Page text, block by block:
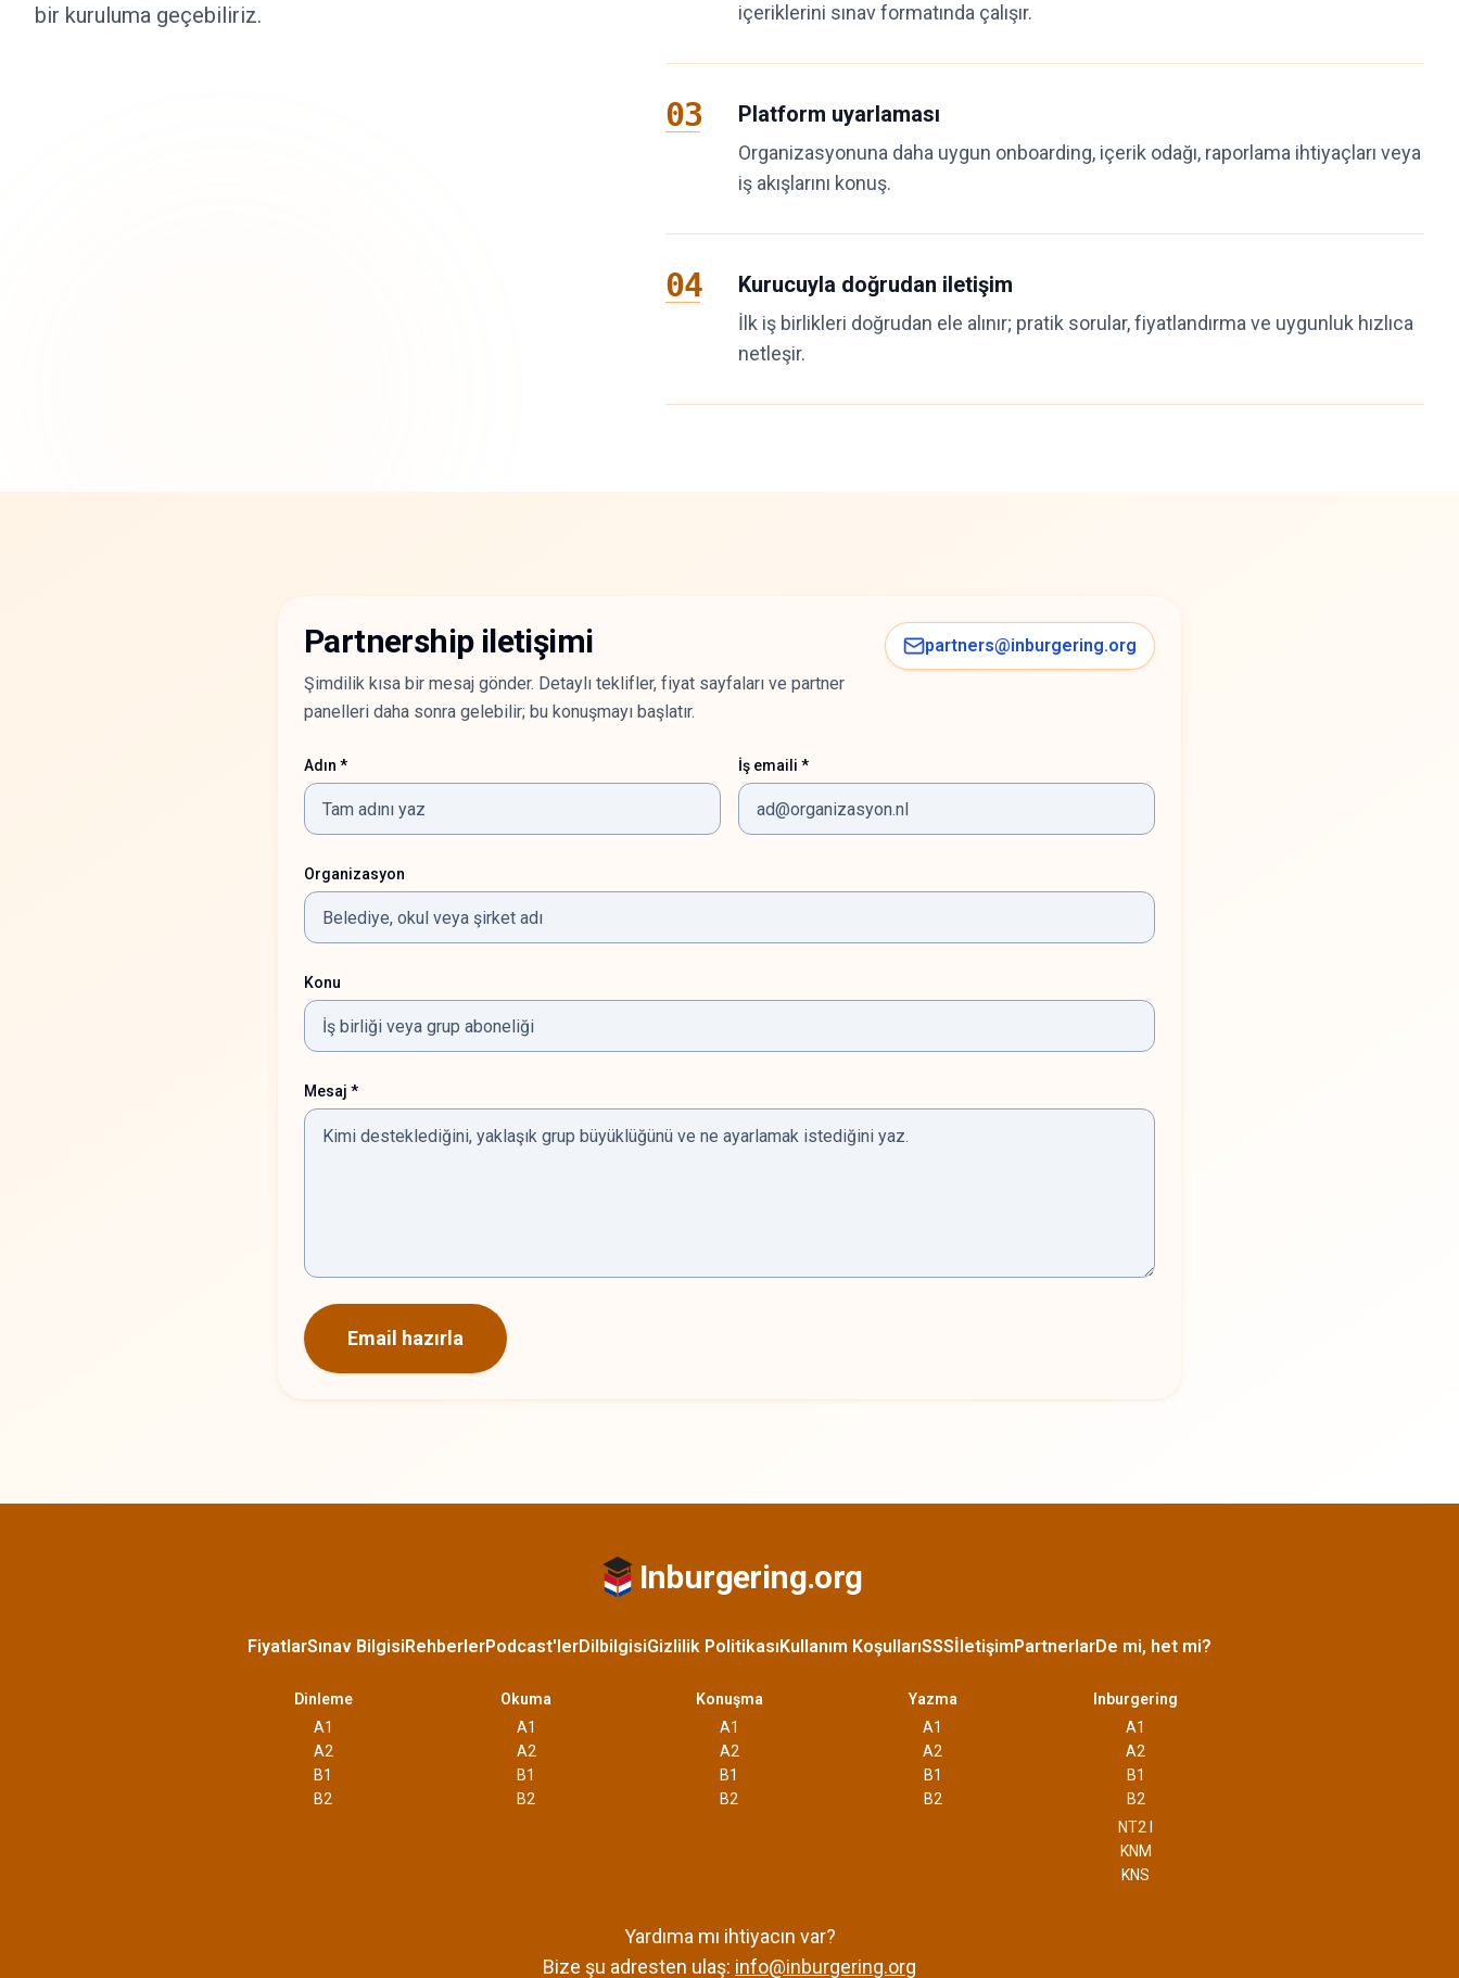
bir kuruluma geçebiliriz.
içeriklerini sınav formatında çalışır.
03 Platform uyarlaması
Organizasyonuna daha uygun onboarding, içerik odağı, raporlama ihtiyaçları veya
iş akışlarını konuş.
04 Kurucuyla doğrudan iletişim
İlk iş birlikleri doğrudan ele alınır; pratik sorular, fiyatlandırma ve uygunluk hızlıca
netleşir.
Partnership iletişimi
Şimdilik kısa bir mesaj gönder. Detaylı teklifler, fiyat sayfaları ve partner
panelleri daha sonra gelebilir; bu konuşmayı başlatır.
partners@inburgering.org
Adın * İş emaili *
Organizasyon
Konu
Mesaj *
Email hazırla
Inburgering.org
FiyatlarSınav BilgisiRehberlerPodcast'lerDilbilgisiGizlilik PolitikasıKullanım KoşullarıSSSİletişimPartnerlarDe mi, het mi?
Dinleme
A1
A2
B1
B2
Okuma
A1
A2
B1
B2
Konuşma
A1
A2
B1
B2
Yazma
A1
A2
B1
B2
Inburgering
A1
A2
B1
B2
NT2 I
KNM
KNS
Yardıma mı ihtiyacın var?
Bize şu adresten ulaş: info@inburgering.org